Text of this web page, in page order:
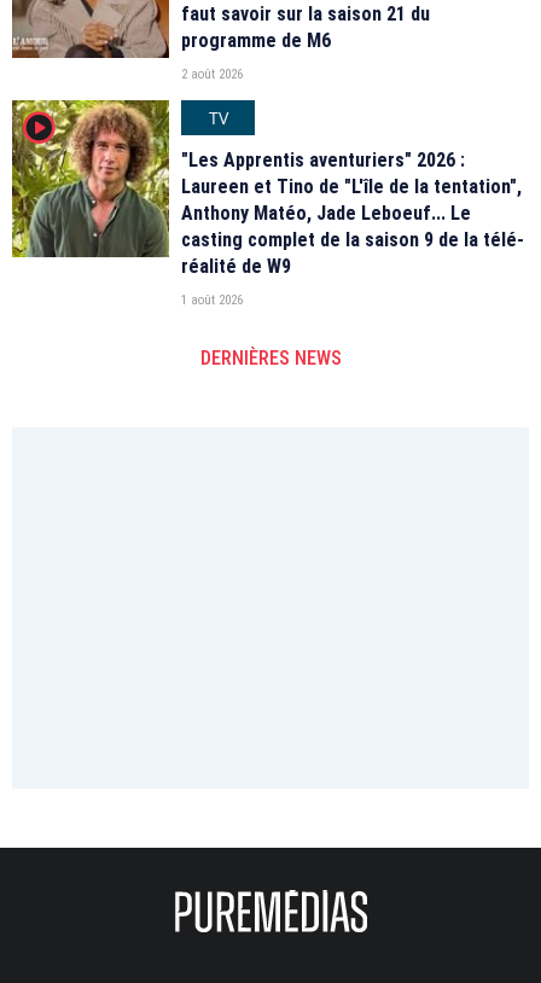
faut savoir sur la saison 21 du
programme de M6
2 août 2026
player2
TV
"Les Apprentis aventuriers" 2026 :
Laureen et Tino de "L'île de la tentation",
Anthony Matéo, Jade Leboeuf... Le
casting complet de la saison 9 de la télé-
réalité de W9
1 août 2026
DERNIÈRES NEWS